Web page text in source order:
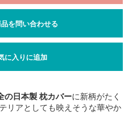
を問い合わせる
に入りに追加
の日本製 枕カバーに新柄がたく
リアとしても映えそうな華やか